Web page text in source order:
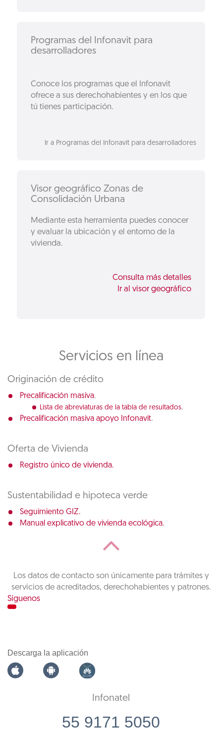
Programas del Infonavit para
desarrolladores
Conoce los programas que el Infonavit
ofrece a sus derechohabientes y en los que
tú tienes participación.
Ir a Programas del Infonavit para desarrolladores
Visor geográfico Zonas de
Consolidación Urbana
Mediante esta herramienta puedes conocer
y evaluar la ubicación y el entorno de la
vivienda.
Consulta más detalles
Ir al visor geográfico
Servicios en línea
Originación de crédito
Precalificación masiva.
Lista de abreviaturas de la tabla de resultados.
Precalificación masiva apoyo Infonavit.
Oferta de Vivienda
Registro único de vivienda.
Sustentabilidad e hipoteca verde
Seguimiento GIZ.
Manual explicativo de vivienda ecológica.
Los datos de contacto son únicamente para trámites y
servicios de acreditados, derechohabientes y patrones.
Síguenos
Descarga la aplicación
Infonatel
55 9171 5050